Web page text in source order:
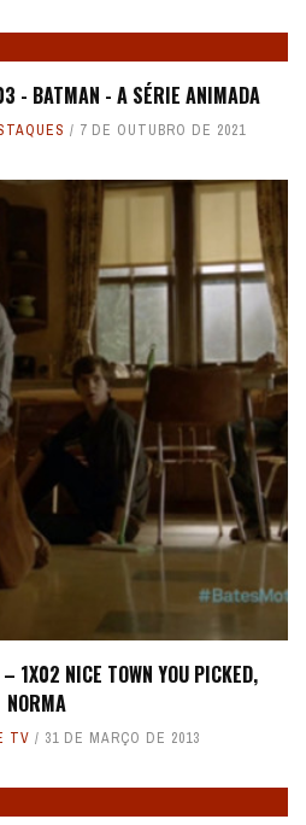
- BATMAN - A SÉRIE ANIMADA
7 DE OUTUBRO DE 2021
1X02 NICE TOWN YOU PICKED,
NORMA
TV 31 DE MARÇO DE 2013